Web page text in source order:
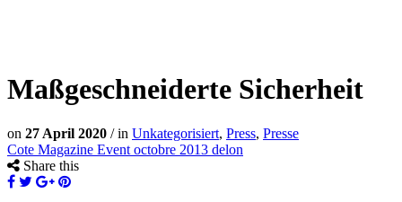
Maßgeschneiderte Sicherheit
on 27 April 2020 /in Unkategorisiert, Press, Presse
Cote Magazine Event octobre 2013 delon
Share this